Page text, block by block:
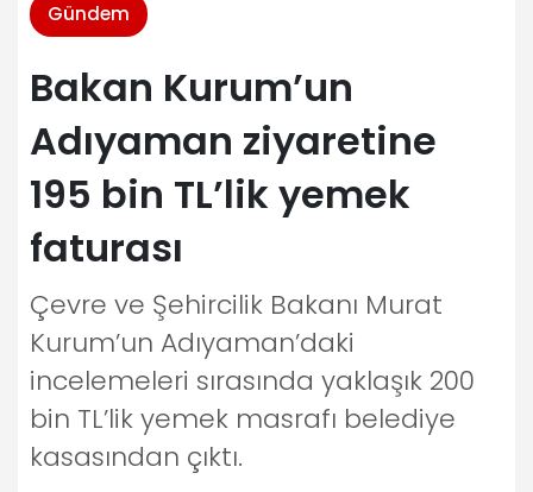
Gündem
Bakan Kurum’un
Adıyaman ziyaretine
195 bin TL’lik yemek
faturası
Çevre ve Şehircilik Bakanı Murat
Kurum’un Adıyaman’daki
incelemeleri sırasında yaklaşık 200
bin TL’lik yemek masrafı belediye
kasasından çıktı.